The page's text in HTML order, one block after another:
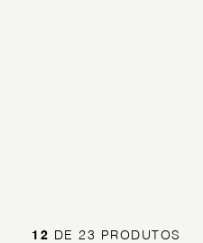
12 DE 23 PRODUTOS